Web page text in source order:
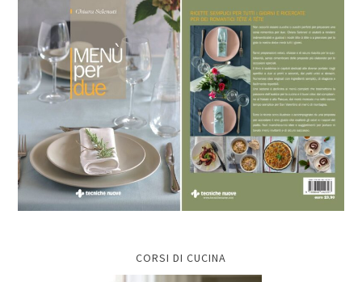
CORSI DI CUCINA